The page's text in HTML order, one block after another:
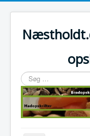
Søg
…